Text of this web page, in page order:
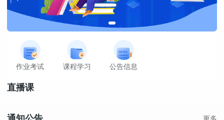
作业考试 课程学习 公告信息
直播课
更多